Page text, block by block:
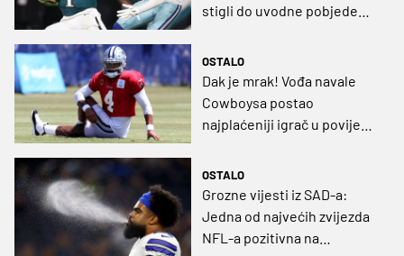
stigli do uvodne pobjede
OSTALO
Dak je mrak! Vođa navale
Cowboysa postao
najplaćeniji igrač u povijesti
OSTALO
Grozne vijesti iz SAD-a:
Jedna od najvećih zvijezda
NFL-a pozitivna na